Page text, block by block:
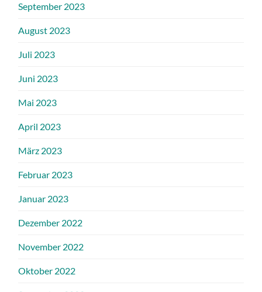
September 2023
August 2023
Juli 2023
Juni 2023
Mai 2023
April 2023
März 2023
Februar 2023
Januar 2023
Dezember 2022
November 2022
Oktober 2022